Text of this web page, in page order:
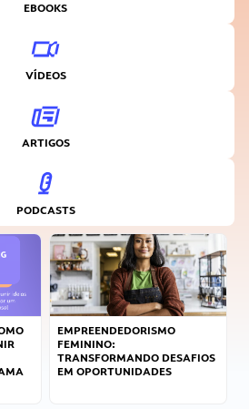
EBOOKS
VÍDEOS
ARTIGOS
PODCASTS
EMPREENDEDORISMO
FEMININO:
TRANSFORMANDO DESAFIOS
EM OPORTUNIDADES